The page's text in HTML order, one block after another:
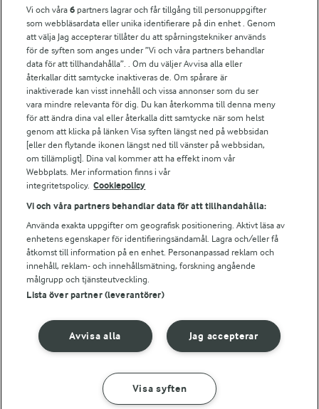
För ägare
Arlas kundportal
Arla.com
Falbygdens Ost
Arla webbshop
Bildbank
Följ oss
© 2026 Arla Foods
Integritetspolicy
Vi och våra6 partners lagrar och får tillgång till personuppgifter
som webbläsardata eller unika identifierare på din enhet . Genom
att välja Jag accepterar tillåter du att spårningstekniker används
för de syften som anges under ”Vi och våra partners behandlar
data för att tillhandahålla”. . Om du väljer Avvisa alla eller
återkallar ditt samtycke inaktiveras de. Om spårare är
inaktiverade kan visst innehåll och vissa annonser som du ser
vara mindre relevanta för dig. Du kan återkomma till denna meny
för att ändra dina val eller återkalla ditt samtycke när som helst
genom att klicka på länken Visa syften längst ned på webbsidan
[eller den flytande ikonen längst ned till vänster på webbsidan,
om tillämpligt]. Dina val kommer att ha effekt inom vår
Webbplats. Mer information finns i vår
integritetspolicy. Cookiepolicy
Vi och våra partners behandlar data för att tillhandahålla:
Använda exakta uppgifter om geografisk positionering. Aktivt läsa av
enhetens egenskaper för identifieringsändamål. Lagra och/eller få
åtkomst till information på en enhet. Personanpassad reklam och
innehåll, reklam- och innehållsmätning, forskning angående
målgrupp och tjänsteutveckling.
Lista över partner (leverantörer)
Jag accepterar
Avvisa alla
Visa syften